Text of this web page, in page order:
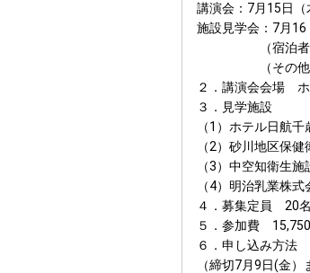
講演会：7月15日（
施設見学会：7月16
（宿泊者集合
（その他の方
２．講演会会場 ホ
３．見学施設
（1）ホテル日航千
（2）砂川地区保
（3）中空知衛生
（4）明治乳業株式
４．募集定員 20名
５．参加費 15,750
６．申し込み方法
（締切7月9日(金